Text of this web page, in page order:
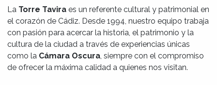
La Torre Tavira es un referente cultural y patrimonial en
el corazón de Cádiz. Desde 1994, nuestro equipo trabaja
con pasión para acercar la historia, el patrimonio y la
cultura de la ciudad a través de experiencias únicas
como la Cámara Oscura , siempre con el compromiso
de ofrecer la máxima calidad a quienes nos visitan.